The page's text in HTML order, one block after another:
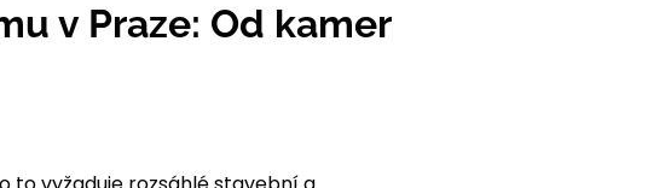
v Praze: Od kamer